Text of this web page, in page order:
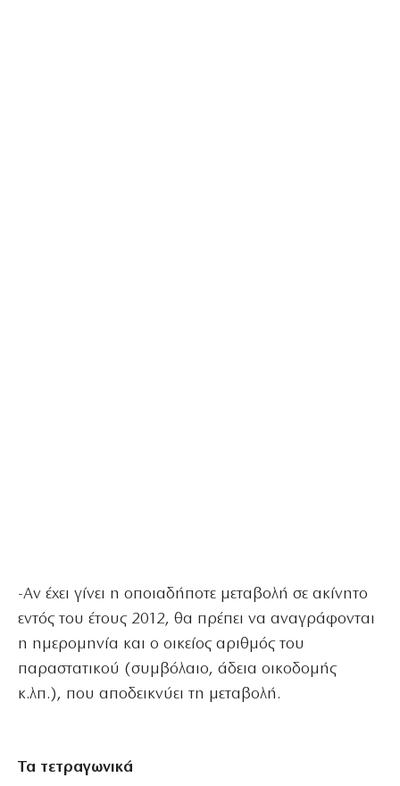
-Αν έχει γίνει η οποιαδήποτε μεταβολή σε ακίνητο
εντός του έτους 2012, θα πρέπει να αναγράφονται
η ημερομηνία και ο οικείος αριθμός του
παραστατικού (συμβόλαιο, άδεια οικοδομής
κ.λπ.), που αποδεικνύει τη μεταβολή.
Τα τετραγωνικά